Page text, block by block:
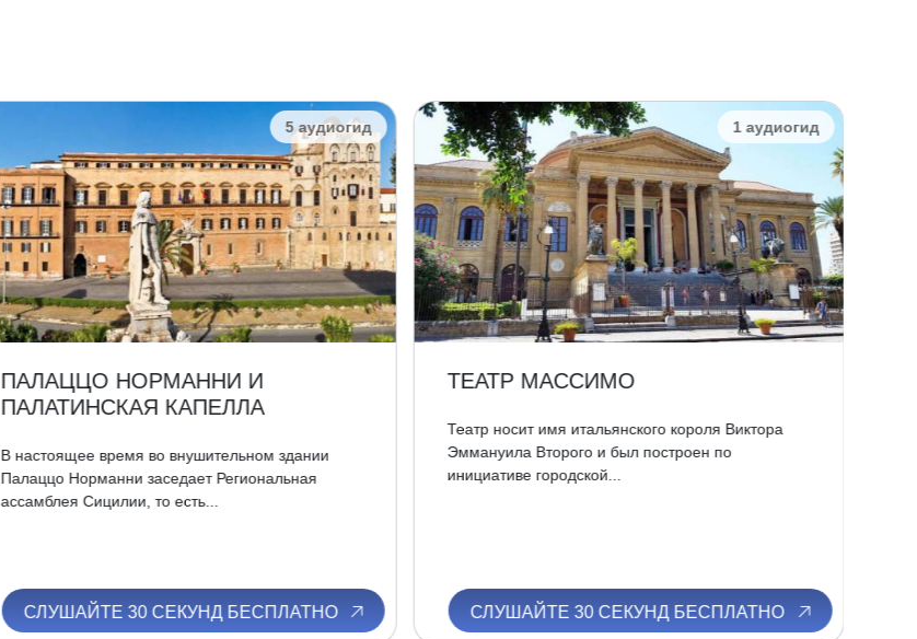
5 аудиогид
ПАЛАЦЦО НОРМАННИ И
ПАЛАТИНСКАЯ КАПЕЛЛА
В настоящее время во внушительном здании
Палаццо Норманни заседает Региональная
ассамблея Сицилии, то есть...
СЛУШАЙТЕ 30 СЕКУНД БЕСПЛАТНО
1 аудиогид
ТЕАТР МАССИМО
Театр носит имя итальянского короля Виктора
Эммануила Второго и был построен по
инициативе городской...
СЛУШАЙТЕ 30 СЕКУНД БЕСПЛАТНО